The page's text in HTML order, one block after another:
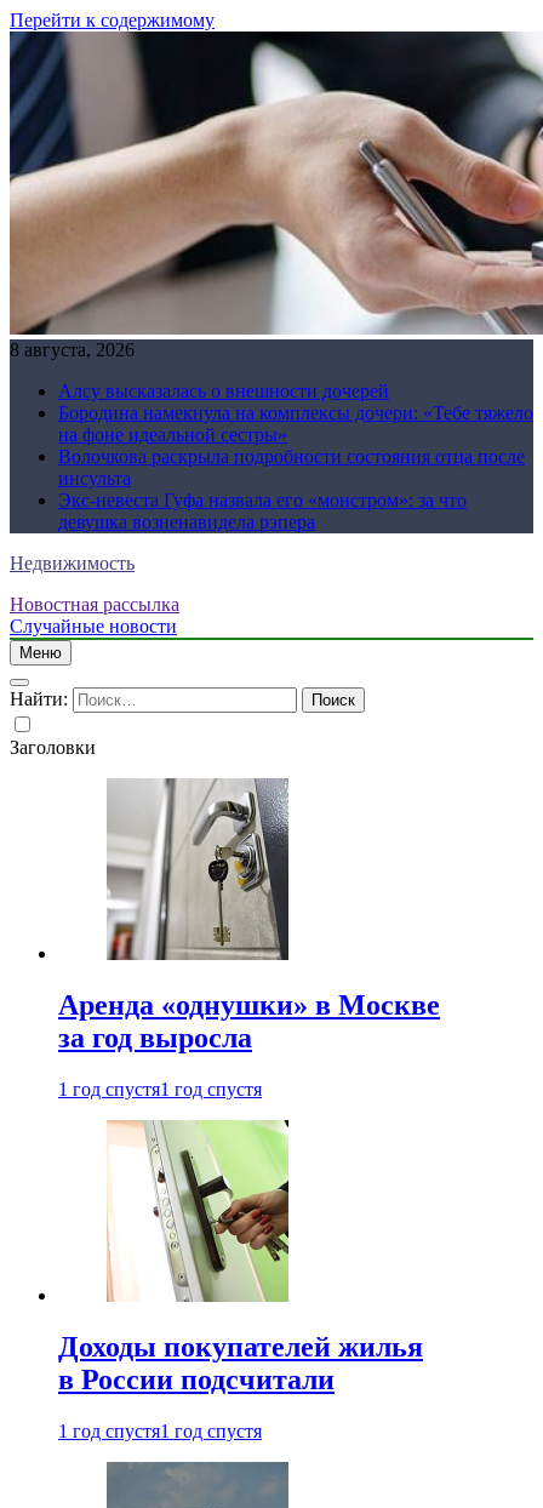
Перейти к содержимому
8 августа, 2026
Алсу высказалась о внешности дочерей
Бородина намекнула на комплексы дочери: «Тебе тяжело
на фоне идеальной сестры»
Волочкова раскрыла подробности состояния отца после
инсульта
Экс-невеста Гуфа назвала его «монстром»: за что
девушка возненавидела рэпера
Недвижимость
Новостная рассылка
Случайные новости
Меню
Найти:
Заголовки
Аренда «однушки» в Москве
за год выросла
1 год спустя1 год спустя
Доходы покупателей жилья
в России подсчитали
1 год спустя1 год спустя